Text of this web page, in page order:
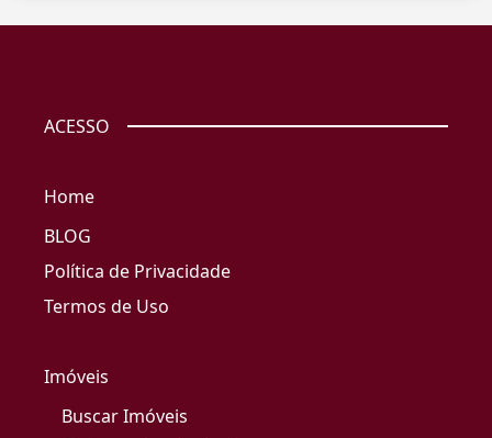
ACESSO
Home
BLOG
Política de Privacidade
Termos de Uso
Imóveis
Buscar Imóveis